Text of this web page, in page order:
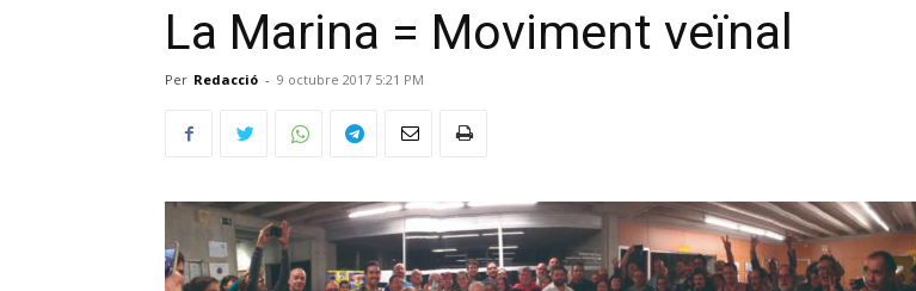
La Marina = Moviment veïnal
Per Redacció - 9 octubre 2017 5:21 PM